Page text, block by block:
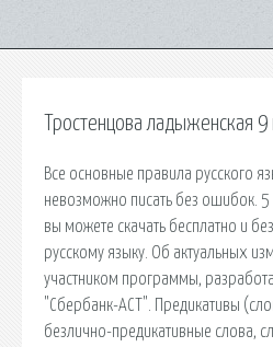
Тростенцова ладыженская
Все основные правила русского
невозможно писать без ошибок. 5
вы можете скачать бесплатно и
русскому языку. Об актуальных
участником программы,
"Сбербанк-АСТ". Предикативы
безлично-предикативные слова,